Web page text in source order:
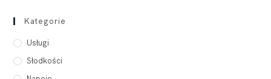
Kategorie
Usługi
Słodkości